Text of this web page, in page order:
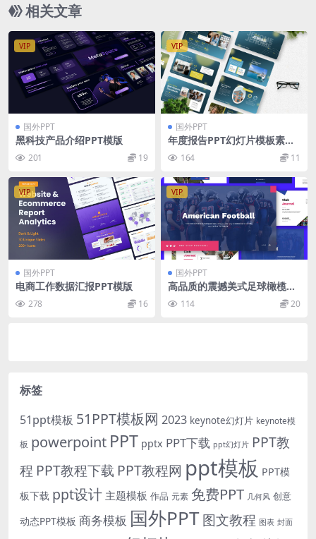
相关文章
VIP
国外PPT
黑科技产品介绍PPT模版
201 19
VIP
国外PPT
年度报告PPT幻灯片模板素材
Jenome – Annual Report P
owerpoint Template
164 11
VIP
国外PPT
电商工作数据汇报PPT模版
278 16
VIP
国外PPT
高品质的震撼美式足球橄榄球
powerpoint幻灯片演示模板
（pptx）
114 20
标签
51ppt模板 51PPT模板网 2023 keynote幻灯片 keynote模
板 powerpoint PPT pptx PPT下载 ppt幻灯片 PPT教
程 PPT教程下载 PPT教程网 ppt模板 PPT模
板下载 ppt设计 主题模板 作品 元素 免费PPT 几何风 创意
动态PPT模板 商务模板 国外PPT图文教程 图表 封面